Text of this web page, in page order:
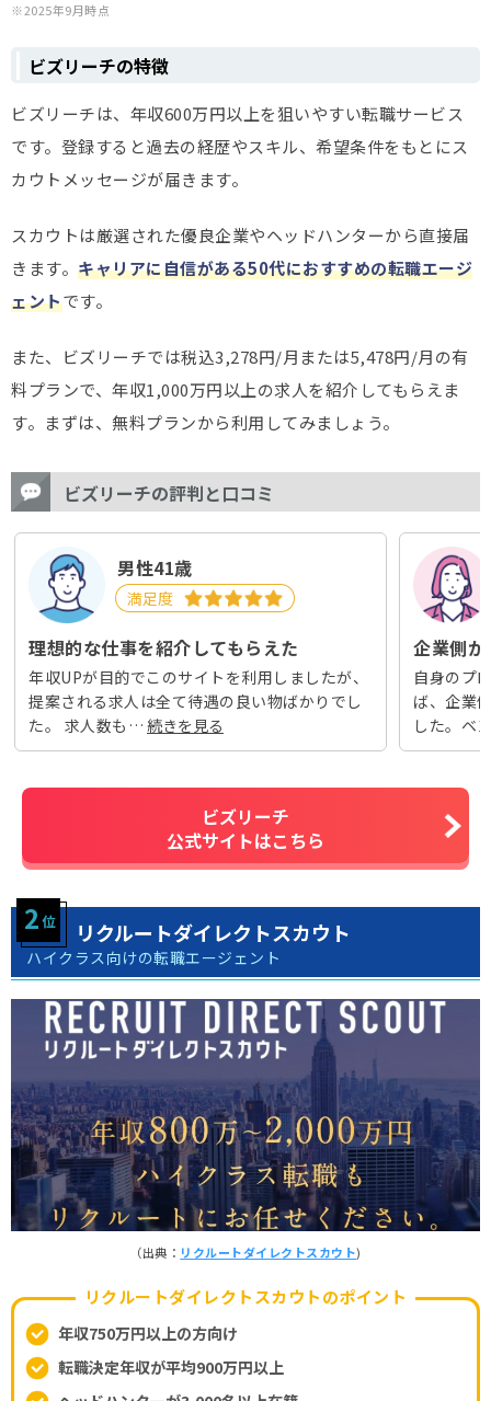
※2025年9月時点
ビズリーチの特徴
ビズリーチは、年収600万円以上を狙いやすい転職サービス
です。登録すると過去の経歴やスキル、希望条件をもとにス
カウトメッセージが届きます。
スカウトは厳選された優良企業やヘッドハンターから直接届
きます。 キャリアに自信がある50代におすすめの転職エージ
ェントです。
また、ビズリーチでは税込3,278円/月または5,478円/月の有
料プランで、年収1,000万円以上の求人を紹介してもらえま
す。まずは、無料プランから利用してみましょう。
ビズリーチの評判と口コミ
男性41歳
満足度
理想的な仕事を紹介してもらえた
年収UPが目的でこのサイトを利用しましたが、
提案される求人は全て待遇の良い物ばかりでし
た。 求人数も…
企業側
自身のプ
ば、企業
した。ベ
ビズリーチ
公式サイトはこちら
リクルートダイレクトスカウト
ハイクラス向けの転職エージェント
（出典： リクルートダイレクトスカウト)
リクルートダイレクトスカウトのポイント
年収750万円以上の方向け
転職決定年収が平均900万円以上